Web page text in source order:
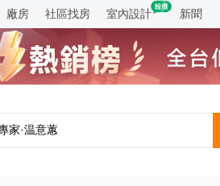
廠房 社區找房 室內設計 新聞
家·王宏智